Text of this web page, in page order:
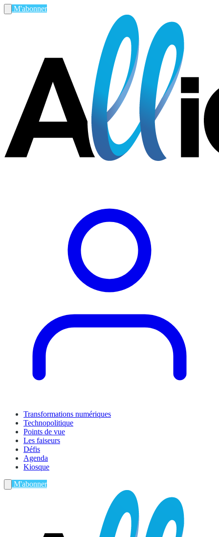
M'abonner
Transformations numériques
Technopolitique
Points de vue
Les faiseurs
Défis
Agenda
Kiosque
M'abonner